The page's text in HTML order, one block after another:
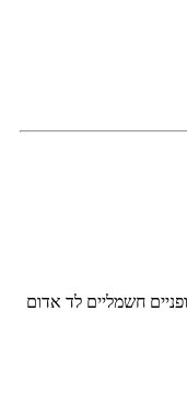
חשמליים לד אדום